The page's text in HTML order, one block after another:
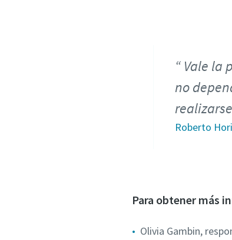
Vale la
no
Roberto
Para obtener más
Olivia Gambin,